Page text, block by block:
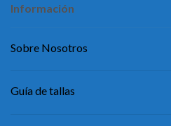
Información
Sobre Nosotros
Guía de tallas